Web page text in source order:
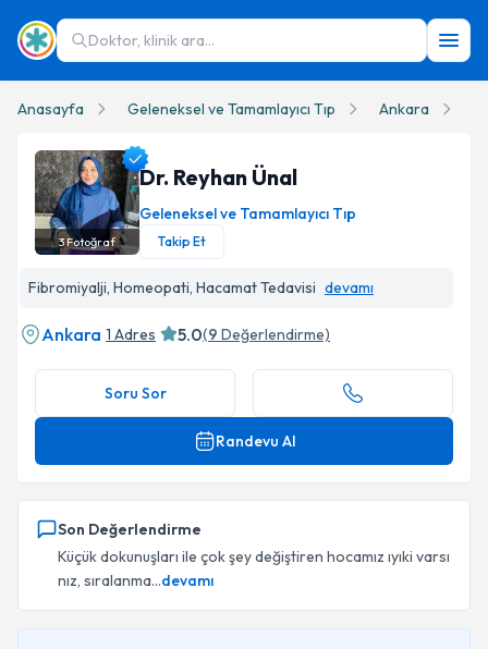
Doktor, klinik ara...
Anasayfa Geleneksel ve Tamamlayıcı Tıp Ankara
3 Fotoğraf
Dr. Reyhan Ünal
Geleneksel ve Tamamlayıcı Tıp
Takip Et
Fibromiyalji, Homeopati, Hacamat Tedavisi devamı
Ankara 1 Adres 5.0(9 Değerlendirme)
Soru Sor
Randevu Al
Son Değerlendirme
Küçük dokunuşları ile çok şey değiştiren hocamız ıyıki varsı
nız, sıralanma...devamı